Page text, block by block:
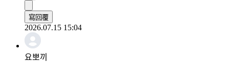
寫回覆
2026.07.15 15:04
요뽀끼